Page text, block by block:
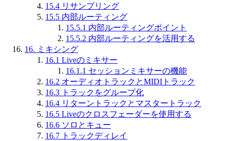
15.4 リサンプリング
15.5 内部ルーティング
15.5.1 内部ルーティングポイント
15.5.2 内部ルーティングを活用する
16. ミキシング
16.1 Liveのミキサー
16.1.1 セッションミキサーの機能
16.2 オーディオトラックとMIDIトラック
16.3 トラックをグループ化
16.4 リターントラックとマスタートラック
16.5 Liveのクロスフェーダーを使用する
16.6 ソロとキュー
16.7 トラックディレイ